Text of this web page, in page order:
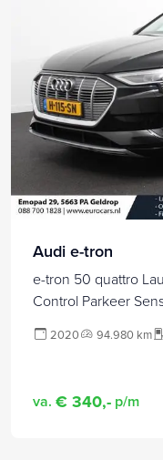
Audi e-tron
e-tron 50 quattro
Control Parkeer
2020 94.980 km
va. € 340,- p/m